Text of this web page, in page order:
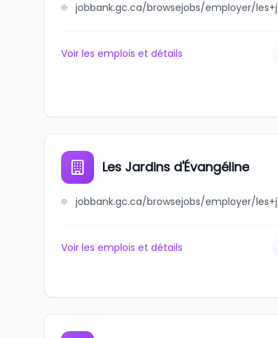
Voir les emplois et détails
Les Jardins d'Évangéline
Voir les emplois et détails